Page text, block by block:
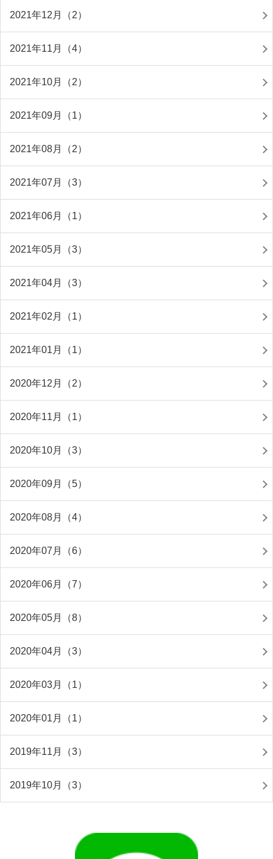
2021年12月（2）
2021年11月（4）
2021年10月（2）
2021年09月（1）
2021年08月（2）
2021年07月（3）
2021年06月（1）
2021年05月（3）
2021年04月（3）
2021年02月（1）
2021年01月（1）
2020年12月（2）
2020年11月（1）
2020年10月（3）
2020年09月（5）
2020年08月（4）
2020年07月（6）
2020年06月（7）
2020年05月（8）
2020年04月（3）
2020年03月（1）
2020年01月（1）
2019年11月（3）
2019年10月（3）